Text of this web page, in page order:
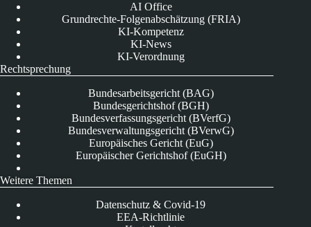
AI Office
Grundrechte-Folgenabschätzung (FRIA)
KI-Kompetenz
KI-News
KI-Verordnung
Rechtsprechung
Bundesarbeitsgericht (BAG)
Bundesgerichtshof (BGH)
Bundesverfassungsgericht (BVerfG)
Bundesverwaltungsgericht (BVerwG)
Europäisches Gericht (EuG)
Europäischer Gerichtshof (EuGH)
Weitere Themen
Datenschutz & Covid-19
EEA-Richtlinie